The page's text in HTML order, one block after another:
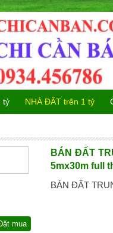
BÁN ĐẤT
5mx30m full
BÁN ĐẤT
mua
tỷ NHÀ ĐẤT trên 1 tỷ